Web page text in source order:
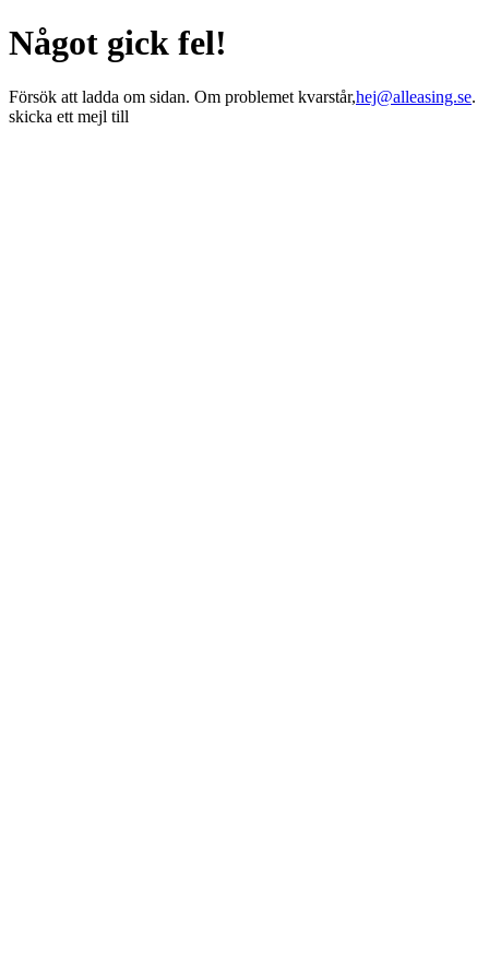
Något gick fel!
Försök att ladda om sidan. Om problemet kvarstår,hej@alleasing.se.
skicka ett mejl till